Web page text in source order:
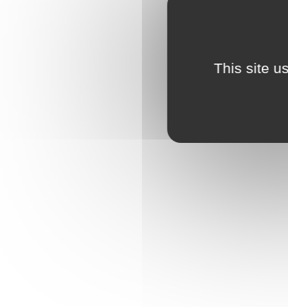
This site